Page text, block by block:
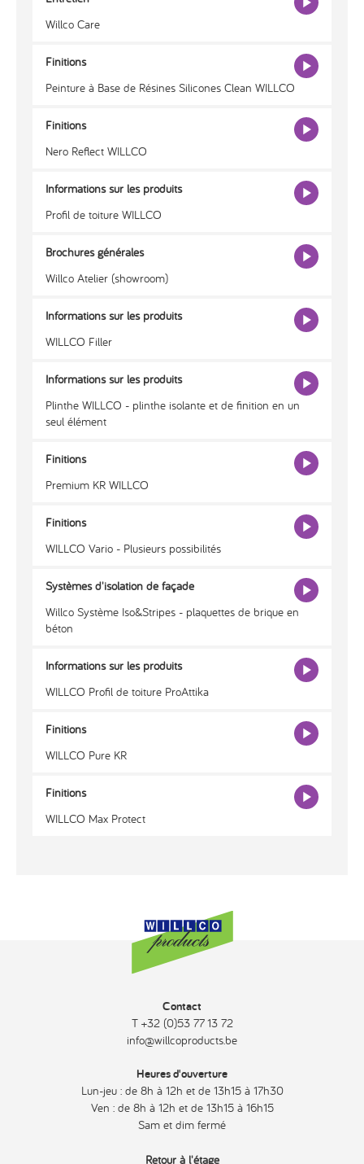
Willco Care
Finitions
Peinture à Base de Résines Silicones Clean WILLCO
Finitions
Nero Reflect WILLCO
Informations sur les produits
Profil de toiture WILLCO
Brochures générales
Willco Atelier (showroom)
Informations sur les produits
WILLCO Filler
Informations sur les produits
Plinthe WILLCO - plinthe isolante et de finition en un
seul élément
Finitions
Premium KR WILLCO
Finitions
WILLCO Vario - Plusieurs possibilités
Systèmes d'isolation de façade
Willco Système Iso&Stripes - plaquettes de brique en
béton
Informations sur les produits
WILLCO Profil de toiture ProAttika
Finitions
WILLCO Pure KR
Finitions
WILLCO Max Protect
Contact
T +32 (0)53 77 13 72
info@willcoproducts.be
Heures d'ouverture
Lun-jeu : de 8h à 12h et de 13h15 à 17h30
Ven : de 8h à 12h et de 13h15 à 16h15
Sam et dim fermé
Retour à l'étage